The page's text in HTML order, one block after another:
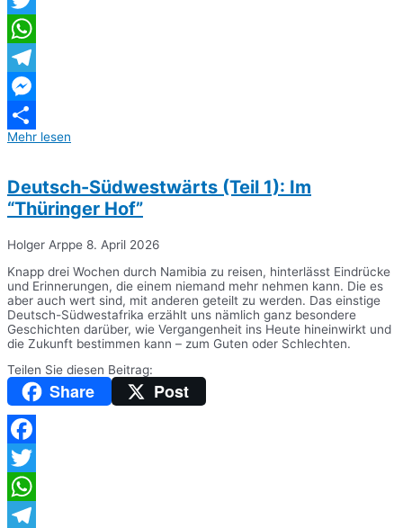
Twitter
WhatsApp
Telegram
Messenger
Teilen
Mehr lesen
Deutsch-Südwestwärts (Teil 1): Im
“Thüringer Hof”
Holger Arppe 8. April 2026
Knapp drei Wochen durch Namibia zu reisen, hinterlässt Eindrücke
und Erinnerungen, die einem niemand mehr nehmen kann. Die es
aber auch wert sind, mit anderen geteilt zu werden. Das einstige
Deutsch-Südwestafrika erzählt uns nämlich ganz besondere
Geschichten darüber, wie Vergangenheit ins Heute hineinwirkt und
die Zukunft bestimmen kann – zum Guten oder Schlechten.
Teilen Sie diesen Beitrag:
Share Post
Facebook
Twitter
WhatsApp